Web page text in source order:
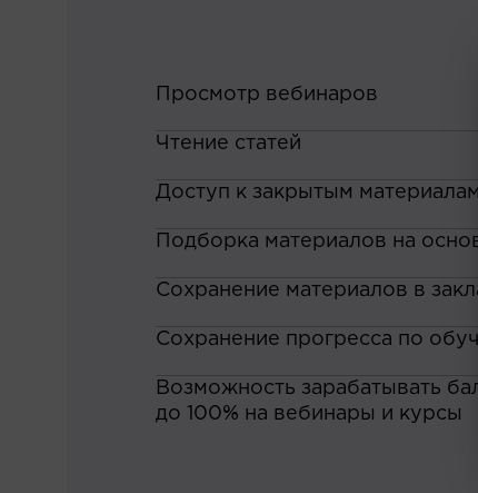
Просмотр вебинаров
Чтение статей
Доступ к закрытым материалам
Подборка материалов на
Сохранение материалов в
Сохранение прогресса по
Возможность зарабатывать
до 100% на вебинары и курсы